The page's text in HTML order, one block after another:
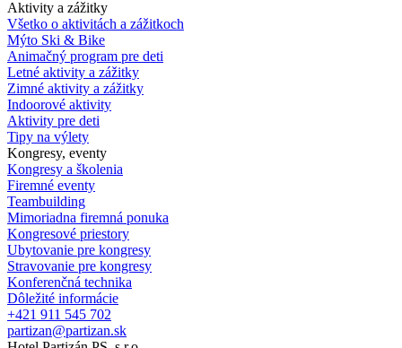
Aktivity a zážitky
Všetko o aktivitách a zážitkoch
Mýto Ski & Bike
Animačný program pre deti
Letné aktivity a zážitky
Zimné aktivity a zážitky
Indoorové aktivity
Aktivity pre deti
Tipy na výlety
Kongresy, eventy
Kongresy a školenia
Firemné eventy
Teambuilding
Mimoriadna firemná ponuka
Kongresové priestory
Ubytovanie pre kongresy
Stravovanie pre kongresy
Konferenčná technika
Dôležité informácie
+421 911 545 702
partizan@partizan.sk